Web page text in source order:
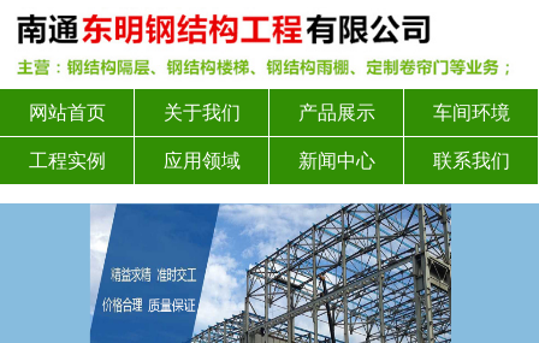
网站首页 关于我们 产品展示 车间环境
工程实例 应用领域 新闻中心 联系我们